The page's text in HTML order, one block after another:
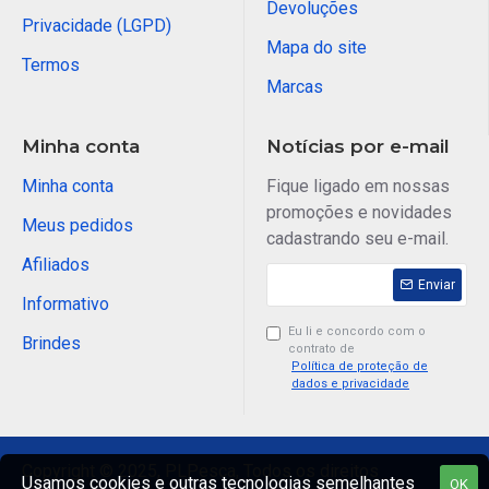
Privacidade (LGPD)
Termos
Devoluções
Mapa do site
Marcas
Minha conta
Minha conta
Meus pedidos
Afiliados
Informativo
Brindes
Notícias por e-mail
Fique ligado em nossas
promoções e novidades
cadastrando seu e-mail.
Enviar
Eu li e concordo com o
contrato de
Política de proteção de
dados e privacidade
Copyright © 2025, PLPesca, Todos os direitos
OK
Usamos cookies e outras tecnologias semelhantes